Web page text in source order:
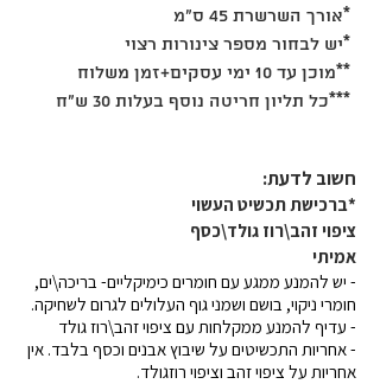
*אורך השרשרת 45 ס"מ
*יש לבחור מספר צינורות רצוי
**מוכן עד 10 ימי עסקים+זמן משלוח
***כל תליון חריטה נוסף בעלות 30 ש"ח
חשוב לדעת:​
*ברכישת תכשיט העשוי
ציפוי זהב\רוז גולד\כסף
אמיתי
- יש להמנע ממגע עם חומרים כימיקליים- בריכה\ים,
חומרי ניקוי, בושם ושמני גוף העלולים לגרום לשחיקה.
- עדיף להמנע ממקלחות עם ציפוי זהב\רוז גולד
- אחריות התכשיטים על שיבוץ אבנים וכסף בלבד. אין
אחריות על ציפוי זהב וציפוי רוזגולד.